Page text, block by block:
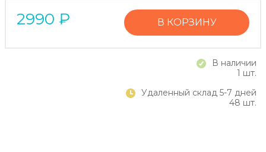
2990 ₽ В КОРЗИНУ
В наличии
1 шт.
Удаленный склад 5-7 дней
48 шт.